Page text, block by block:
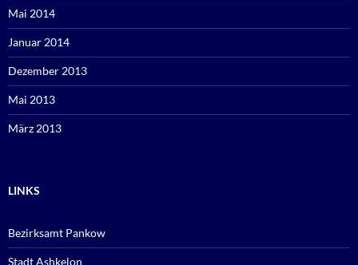
Mai 2014
Januar 2014
Dezember 2013
Mai 2013
März 2013
LINKS
Bezirksamt Pankow
Stadt Ashkelon